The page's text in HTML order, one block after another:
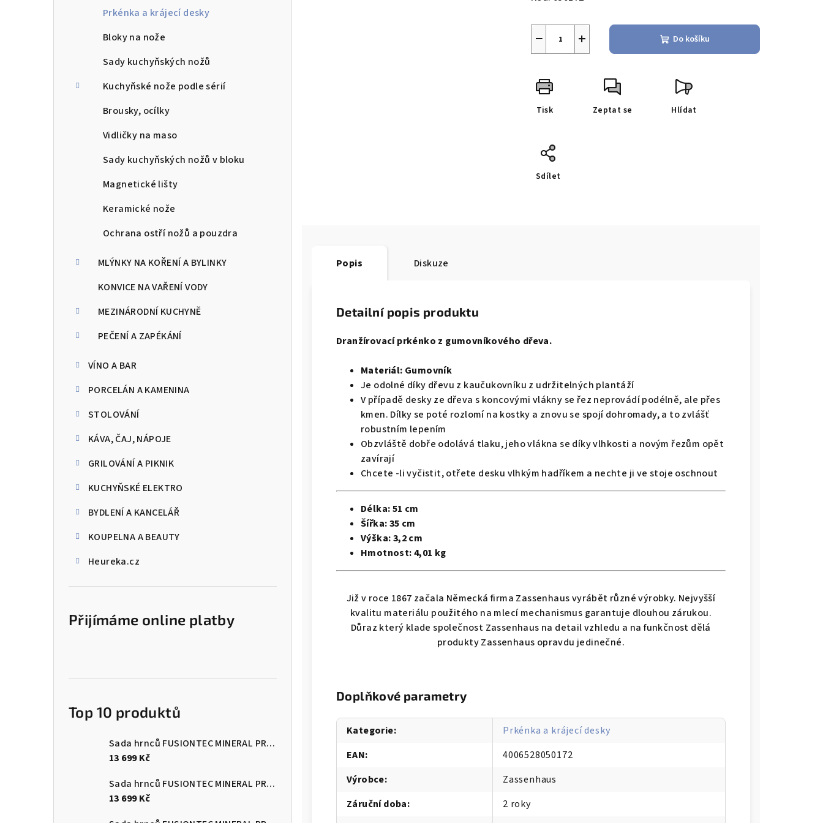
Prkénka a krájecí desky
Bloky na nože
Sady kuchyňských nožů
Kuchyňské nože podle sérií
Brousky, ocílky
Vidličky na maso
Sady kuchyňských nožů v bloku
Magnetické lišty
Keramické nože
Ochrana ostří nožů a pouzdra
MLÝNKY NA KOŘENÍ A BYLINKY
KONVICE NA VAŘENÍ VODY
MEZINÁRODNÍ KUCHYNĚ
PEČENÍ A ZAPÉKÁNÍ
VÍNO A BAR
PORCELÁN A KAMENINA
STOLOVÁNÍ
KÁVA, ČAJ, NÁPOJE
GRILOVÁNÍ A PIKNIK
KUCHYŇSKÉ ELEKTRO
BYDLENÍ A KANCELÁŘ
KOUPELNA A BEAUTY
Heureka.cz
Přijímáme online platby
Top 10 produktů
Sada hrnců FUSIONTEC MINERAL PRO 4 ks, Eucalyptus zelená - WMF
13 699 Kč
Sada hrnců FUSIONTEC MINERAL PRO 4 ks, černá - WMF
4dílná sada hrnců FUSIONTEC MINERAL PRO, černá - WMF
13 699 Kč
+
− Do košíku
Tisk Zeptat se Hlídat
Sdílet
Popis Diskuze
Detailní popis produktu
Dranžírovací prkénko z gumovníkového dřeva.
Materiál: Gumovník
Je odolné díky dřevu z kaučukovníku z udržitelných plantáží
V případě desky ze dřeva s koncovými vlákny se řez neprovádí podélně, ale přes
kmen. Dílky se poté rozlomí na kostky a znovu se spojí dohromady, a to zvlášť
robustním lepením
Obzvláště dobře odolává tlaku, jeho vlákna se díky vlhkosti a novým řezům opět
zavírají
Chcete -li vyčistit, otřete desku vlhkým hadříkem a nechte ji ve stoje oschnout
Délka:51 cm
Šířka: 35 cm
Výška: 3,2 cm
Hmotnost: 4,01 kg
Již v roce 1867 začala Německá firma Zassenhaus vyrábět různé výrobky. Nejvyšší
kvalitu materiálu použitého na mlecí mechanismus garantuje dlouhou zárukou.
Důraz který klade společnost Zassenhaus na detail vzhledu a na funkčnost dělá
produkty Zassenhaus opravdu jedinečné.
Doplňkové parametry
Kategorie:
Prkénka a krájecí desky
EAN:
4006528050172
Výrobce:
Zassenhaus
Záruční doba:
2 roky